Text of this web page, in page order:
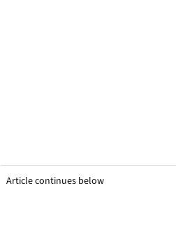
Article continues below